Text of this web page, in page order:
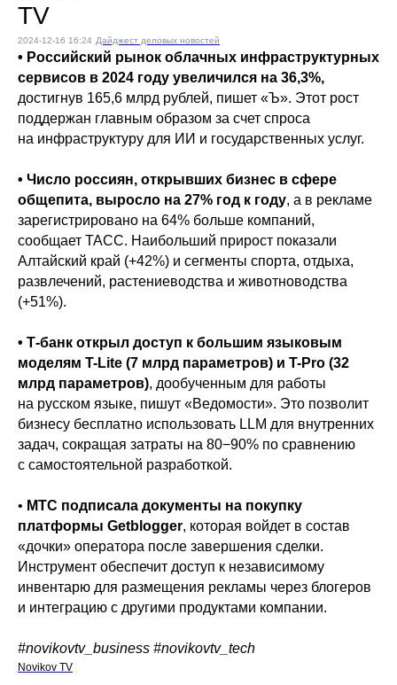
TV
2024-12-16 16:24 Дайджест деловых новостей
• Российский рынок облачных инфраструктурных
сервисов в 2024 году увеличился на 36,3%,
достигнув 165,6 млрд рублей, пишет «Ъ». Этот рост
поддержан главным образом за счет спроса
на инфраструктуру для ИИ и государственных услуг.
• Число россиян, открывших бизнес в сфере
общепита, выросло на 27% год к году, а в рекламе
зарегистрировано на 64% больше компаний,
сообщает ТАСС. Наибольший прирост показали
Алтайский край (+42%) и сегменты спорта, отдыха,
развлечений, растениеводства и животноводства
(+51%).
• Т-банк открыл доступ к большим языковым
моделям T-Lite (7 млрд параметров) и T-Pro (32
млрд параметров), дообученным для работы
на русском языке, пишут «Ведомости». Это позволит
бизнесу бесплатно использовать LLM для внутренних
задач, сокращая затраты на 80−90% по сравнению
с самостоятельной разработкой.
• МТС подписала документы на покупку
платформы Getblogger, которая войдет в состав
«дочки» оператора после завершения сделки.
Инструмент обеспечит доступ к независимому
инвентарю для размещения рекламы через блогеров
и интеграцию с другими продуктами компании.
#novikovtv_business #novikovtv_tech
Novikov TV